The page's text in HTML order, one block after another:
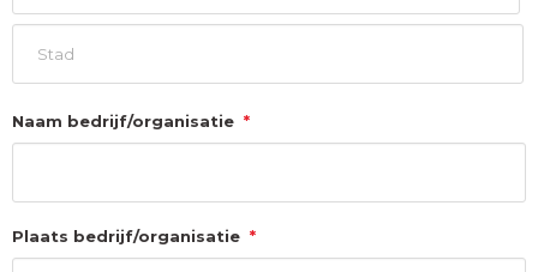
Naam bedrijf/organisatie *
Plaats bedrijf/organisatie *